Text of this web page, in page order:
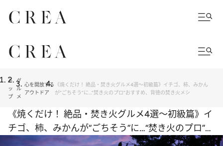
ト
ッ
プ
グ
ル
メ
心を開放する
アウトドア
《焼くだけ！ 絶品・焚き火グルメ4選～初級篇》イチゴ、柿、みかん
が“ごちそう”に…“焚き火のプロ”おすすめ、背徳の焚き火メシ
《焼くだけ！ 絶品・焚き火グルメ4選～初級篇》イ
チゴ、柿、みかんが“ごちそう”に…“焚き火のプロ”お
すすめ、背徳の焚き火メシ